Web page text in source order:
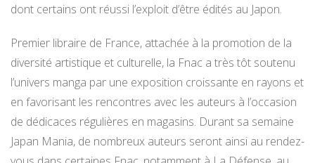
dont certains ont réussi l’exploit d’être édités au Japon.
Premier libraire de France, attachée à la promotion de la
diversité artistique et culturelle, la Fnac a très tôt soutenu
l’univers manga par une exposition croissante en rayons et
en favorisant les rencontres avec les auteurs à l’occasion
de dédicaces régulières en magasins. Durant sa semaine
Japan Mania, de nombreux auteurs seront ainsi au rendez-